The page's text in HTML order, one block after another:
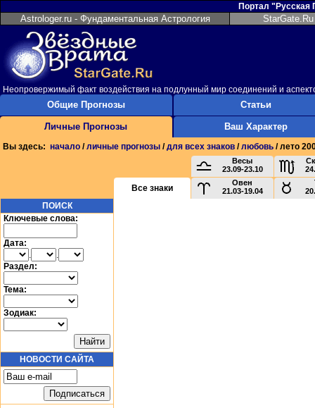
Портал "Русская
Astrologer.ru - Фундаментальная Астрология
Неопровержимый факт воздействия на подлунный мир соединений и
Общие Прогнозы
Личные Прогнозы
Статьи
Ваш Характер
Вы здесь: начало /личные прогнозы /для всех знаков /любовь / лето
Весы
23.09-23.10
Все знаки
Овен
21.03-19.04
ПОИСК
Ключевые слова:
Дата:
.
.
Раздел:
Тема:
Зодиак:
НОВОСТИ САЙТА